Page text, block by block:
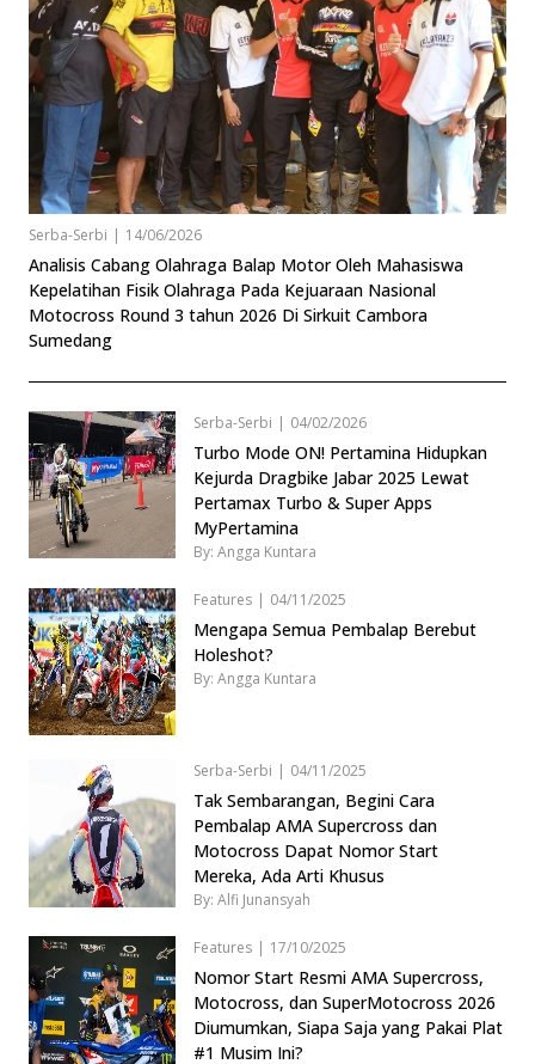
Serba-Serbi | 14/06/2026
Analisis Cabang Olahraga Balap Motor Oleh Mahasiswa
Kepelatihan Fisik Olahraga Pada Kejuaraan Nasional
Motocross Round 3 tahun 2026 Di Sirkuit Cambora
Sumedang
Serba-Serbi | 04/02/2026
Turbo Mode ON! Pertamina Hidupkan
Kejurda Dragbike Jabar 2025 Lewat
Pertamax Turbo & Super Apps
MyPertamina
By: Angga Kuntara
Features | 04/11/2025
Mengapa Semua Pembalap Berebut
Holeshot?
By: Angga Kuntara
Serba-Serbi | 04/11/2025
Tak Sembarangan, Begini Cara
Pembalap AMA Supercross dan
Motocross Dapat Nomor Start
Mereka, Ada Arti Khusus
By: Alfi Junansyah
Features | 17/10/2025
Nomor Start Resmi AMA Supercross,
Motocross, dan SuperMotocross 2026
Diumumkan, Siapa Saja yang Pakai Plat
#1 Musim Ini?